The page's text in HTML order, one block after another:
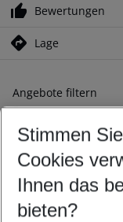
Bewertungen
Lage
Angebote filtern
Ändern Sie Ihre
Abflughafen
Beliebiger
Reisezeitraum
10.08.26–
Stimmen
Cookies
Ihnen das
bieten?